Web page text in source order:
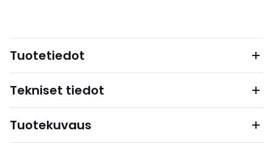
Tuotetiedot
Tekniset tiedot
Tuotekuvaus